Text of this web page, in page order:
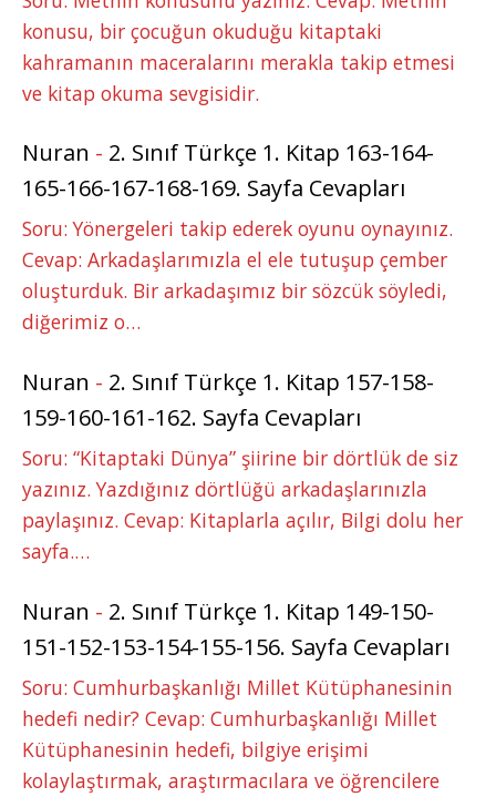
konusu, bir çocuğun okuduğu kitaptaki
kahramanın maceralarını merakla takip etmesi
ve kitap okuma sevgisidir.
Nuran - 2. Sınıf Türkçe 1. Kitap 163-164-
165-166-167-168-169. Sayfa Cevapları
Soru: Yönergeleri takip ederek oyunu oynayınız.
Cevap: Arkadaşlarımızla el ele tutuşup çember
oluşturduk. Bir arkadaşımız bir sözcük söyledi,
diğerimiz o…
Nuran - 2. Sınıf Türkçe 1. Kitap 157-158-
159-160-161-162. Sayfa Cevapları
Soru: “Kitaptaki Dünya” şiirine bir dörtlük de siz
yazınız. Yazdığınız dörtlüğü arkadaşlarınızla
paylaşınız. Cevap: Kitaplarla açılır, Bilgi dolu her
sayfa.…
Nuran - 2. Sınıf Türkçe 1. Kitap 149-150-
151-152-153-154-155-156. Sayfa Cevapları
Soru: Cumhurbaşkanlığı Millet Kütüphanesinin
hedefi nedir? Cevap: Cumhurbaşkanlığı Millet
Kütüphanesinin hedefi, bilgiye erişimi
kolaylaştırmak, araştırmacılara ve öğrencilere